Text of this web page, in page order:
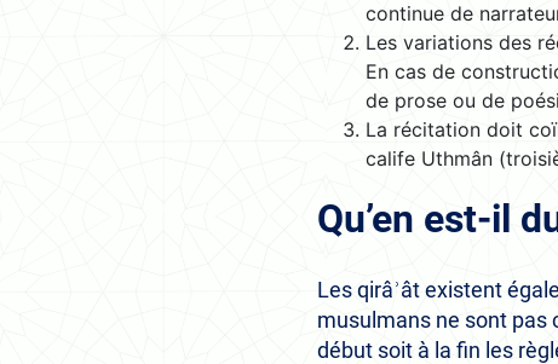
continue de
Les variations des
En cas de
de prose ou de
La récitation doit
calife Uthmân
Qu’en est-il
Les qirâʾât existent
musulmans ne sont pas
début soit à la fin les